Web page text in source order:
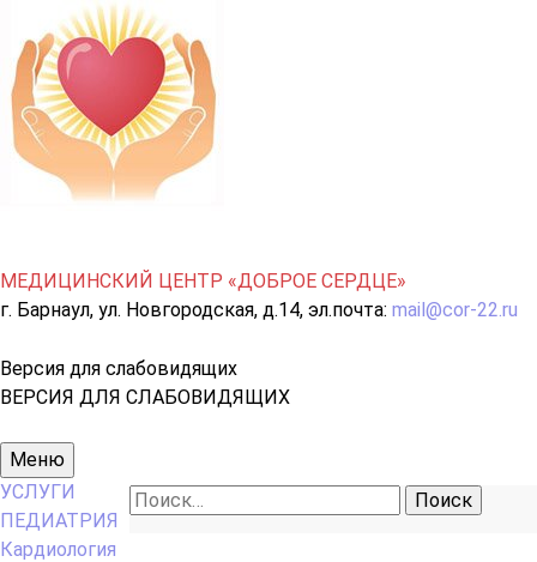
МЕДИЦИНСКИЙ ЦЕНТР «ДОБРОЕ СЕРДЦЕ»
г. Барнаул, ул. Новгородская, д.14, эл.почта: mail@cor-22.ru
Версия для слабовидящих
ВЕРСИЯ ДЛЯ СЛАБОВИДЯЩИХ
Основное
меню
Меню
Найти:
УСЛУГИ
ПЕДИАТРИЯ
Кардиология